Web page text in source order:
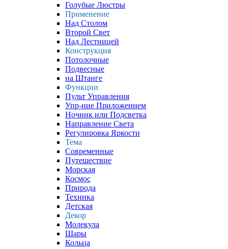
Голубые Люстры
Применение
Над Столом
Второй Свет
Над Лестницей
Конструкция
Потолочные
Подвесные
на Штанге
Функции
Пульт Управления
Упр-ние Приложением
Ночник или Подсветка
Направление Света
Регулировка Яркости
Тема
Современные
Путешествие
Морская
Космос
Природа
Техника
Детская
Декор
Молекула
Шары
Кольца